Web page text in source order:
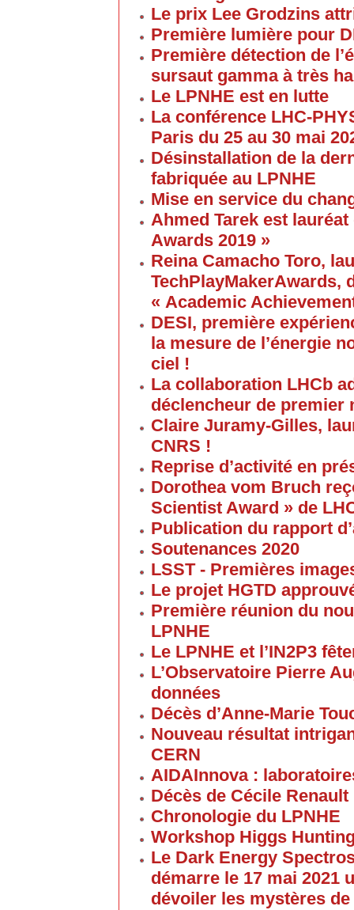
Le prix Lee Grodzins
Première lumière pour
Première détection de
sursaut gamma à très
Le LPNHE est en lutte
La conférence LHC-
Paris du 25 au 30 mai
Désinstallation de la
fabriquée au LPNHE
Mise en service du
Ahmed Tarek est
Awards 2019 »
Reina Camacho Toro,
TechPlayMakerAwards,
« Academic
DESI, première
la mesure de l’énergie
ciel !
La collaboration LHCb
déclencheur de premier
Claire Juramy-Gilles,
CNRS !
Reprise d’activité en
Dorothea vom Bruch
Scientist Award » de
Publication du rapport
Soutenances 2020
LSST - Premières
Le projet HGTD
Première réunion du
LPNHE
Le LPNHE et l’IN2P3
L’Observatoire Pierre
données
Décès d’Anne-Marie
Nouveau résultat
CERN
AIDAInnova :
Décès de Cécile Renault
Chronologie du LPNHE
Workshop Higgs
Le Dark Energy
démarre le 17 mai 2021
dévoiler les mystères de